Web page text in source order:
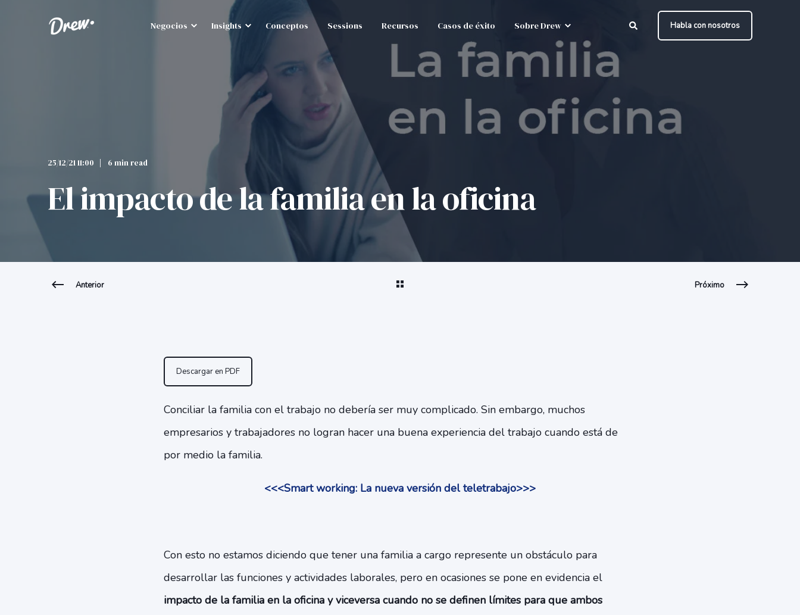
Negocios Insights Conceptos Sessions Recursos Casos de éxito Sobre Drew Habla con nosotros
25/12/21 11:00 6 min read
El impacto de la familia en la oficina
Anterior Próximo
Descargar en PDF
Conciliar la familia con el trabajo no debería ser muy complicado. Sin embargo, muchos
empresarios y trabajadores no logran hacer una buena experiencia del trabajo cuando está de
por medio la familia.
<<<Smart working: La nueva versión del teletrabajo>>>
Con esto no estamos diciendo que tener una familia a cargo represente un obstáculo para
desarrollar las funciones y actividades laborales, pero en ocasiones se pone en evidencia el
impacto de la familia en la oficina y viceversa cuando no se definen límites para que ambos